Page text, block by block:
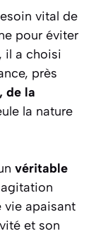
vital de
pour éviter
il a choisi
près
de la
la nature
véritable
vie apaisant
et son